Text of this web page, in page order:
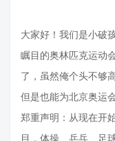
大家好！我们是小破
瞩目的奥林匹克运动
了，虽然俺个头不够
但是也能为北京奥运
郑重声明：从现在开
目，体操、乒乓、足